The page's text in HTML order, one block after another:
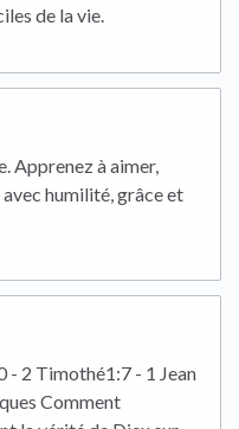
de la vie.
Apprenez à aimer,
humilité, grâce et
- 2 Timothé1:7 - 1 Jean
Comment